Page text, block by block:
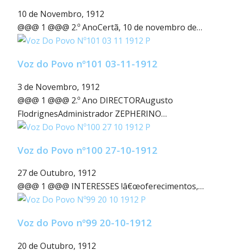
10 de Novembro, 1912
@@@ 1 @@@ 2.º AnoCertã, 10 de novembro de…
Voz do Povo nº101 03-11-1912
3 de Novembro, 1912
@@@ 1 @@@ 2.º Ano DIRECTORAugusto
FlodrignesAdministrador ZEPHERINO…
Voz do Povo nº100 27-10-1912
27 de Outubro, 1912
@@@ 1 @@@ INTERESSES !â€œoferecimentos,…
Voz do Povo nº99 20-10-1912
20 de Outubro, 1912